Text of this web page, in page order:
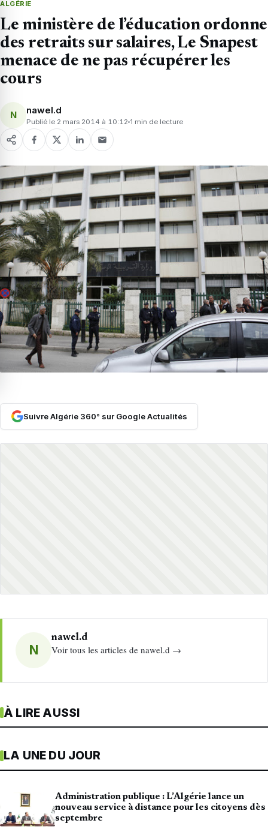
ALGÉRIE
Le ministère de l’éducation ordonne
des retraits sur salaires, Le Snapest
menace de ne pas récupérer les
cours
N nawel.d
Publié le 2 mars 2014 à 10:12 1 min de lecture
Suivre Algérie 360° sur Google Actualités
N
nawel.d
Voir tous les articles de nawel.d →
À LIRE AUSSI
LA UNE DU JOUR
Administration publique : L’Algérie lance un
nouveau service à distance pour les citoyens dès
septembre